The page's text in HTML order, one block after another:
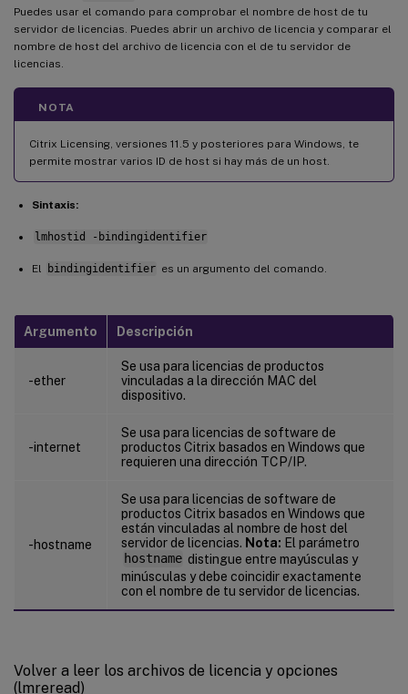
Puedes usar el comando para comprobar el nombre de host de tu
servidor de licencias. Puedes abrir un archivo de licencia y comparar el
nombre de host del archivo de licencia con el de tu servidor de
licencias.
NOTA
Citrix Licensing, versiones 11.5 y posteriores para Windows, te
permite mostrar varios ID de host si hay más de un host.
Sintaxis:
lmhostid -bindingidentifier
El bindingidentifier es un argumento del comando.
Argumento Descripción
-ether
Se usa para licencias de productos
vinculadas a la dirección MAC del
dispositivo.
-internet
Se usa para licencias de software de
productos Citrix basados en Windows que
requieren una dirección TCP/IP.
-hostname
Se usa para licencias de software de
productos Citrix basados en Windows que
están vinculadas al nombre de host del
servidor de licencias. Nota: El parámetro
hostname distingue entre mayúsculas y
minúsculas y debe coincidir exactamente
con el nombre de tu servidor de licencias.
Volver a leer los archivos de licencia y opciones
(lmreread)